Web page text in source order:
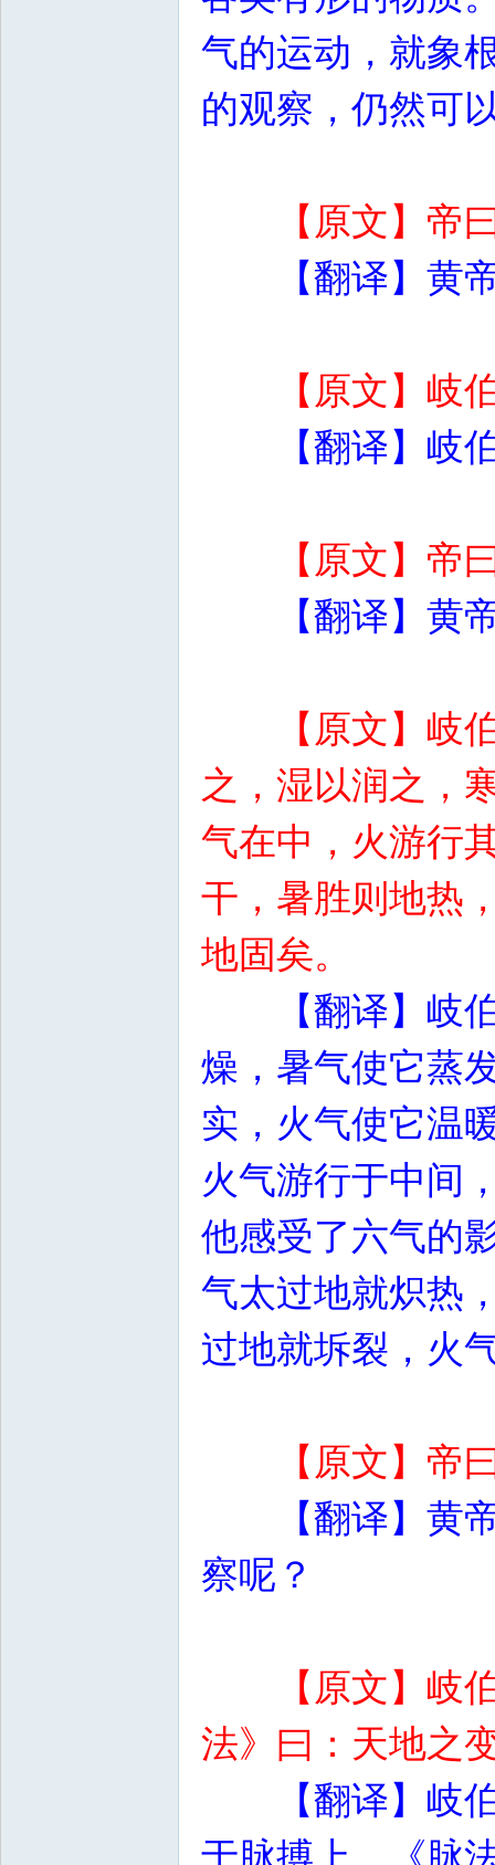
气的运动，就象
的观察，仍然可
【原文】帝
【翻译】黄
【原文】岐
【翻译】岐
【原文】帝
【翻译】黄
【原文】岐
之，湿以润之，
气在中，火游行
干，暑胜则地热
地固矣。
【翻译】岐
燥，暑气使它蒸
实，火气使它温
火气游行于中间
他感受了六气的
气太过地就炽热
过地就坼裂，火
【原文】帝
【翻译】黄
察呢？
【原文】岐
法》曰：天地之
【翻译】岐
于脉搏上。《脉